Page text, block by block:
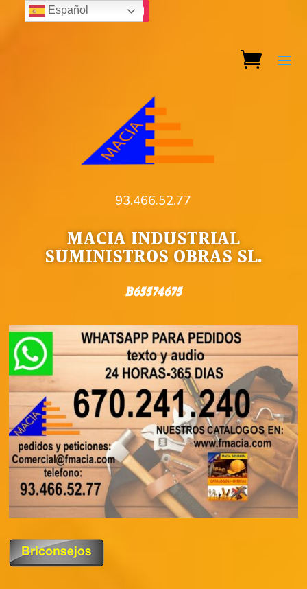
93.466.52.77
MACIA INDUSTRIAL
SUMINISTROS OBRAS SL.
B65574675
Español